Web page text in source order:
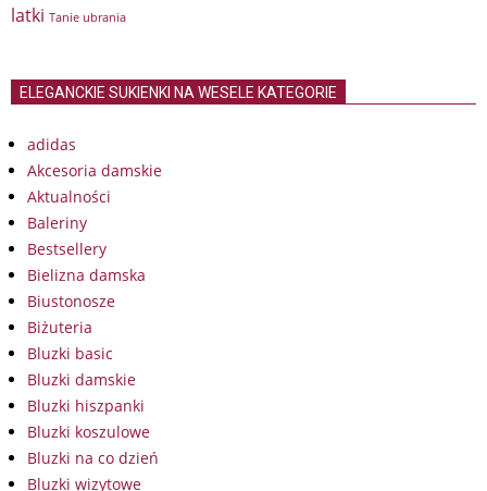
latki Tanie ubrania
ELEGANCKIE SUKIENKI NA WESELE KATEGORIE
adidas
Akcesoria damskie
Aktualności
Baleriny
Bestsellery
Bielizna damska
Biustonosze
Biżuteria
Bluzki basic
Bluzki damskie
Bluzki hiszpanki
Bluzki koszulowe
Bluzki na co dzień
Bluzki wizytowe